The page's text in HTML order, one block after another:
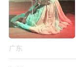
广东